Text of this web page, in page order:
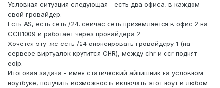
Условная ситуация следующая - есть два офиса, в каждом -
свой провайдер.
Есть AS, есть сеть /24. сейчас сеть приземляется в офис 2 на
CCR1009 и работает через провайдера 2
Хочется эту-же сеть /24 анонсировать провайдеру 1 (на
сервере виртуалок крутится CHR), между chr и ccr поднят
eoip.
Итоговая задача - имея статический айпишник на условном
ноутбуке, получить возможность включать этот ноут в любом